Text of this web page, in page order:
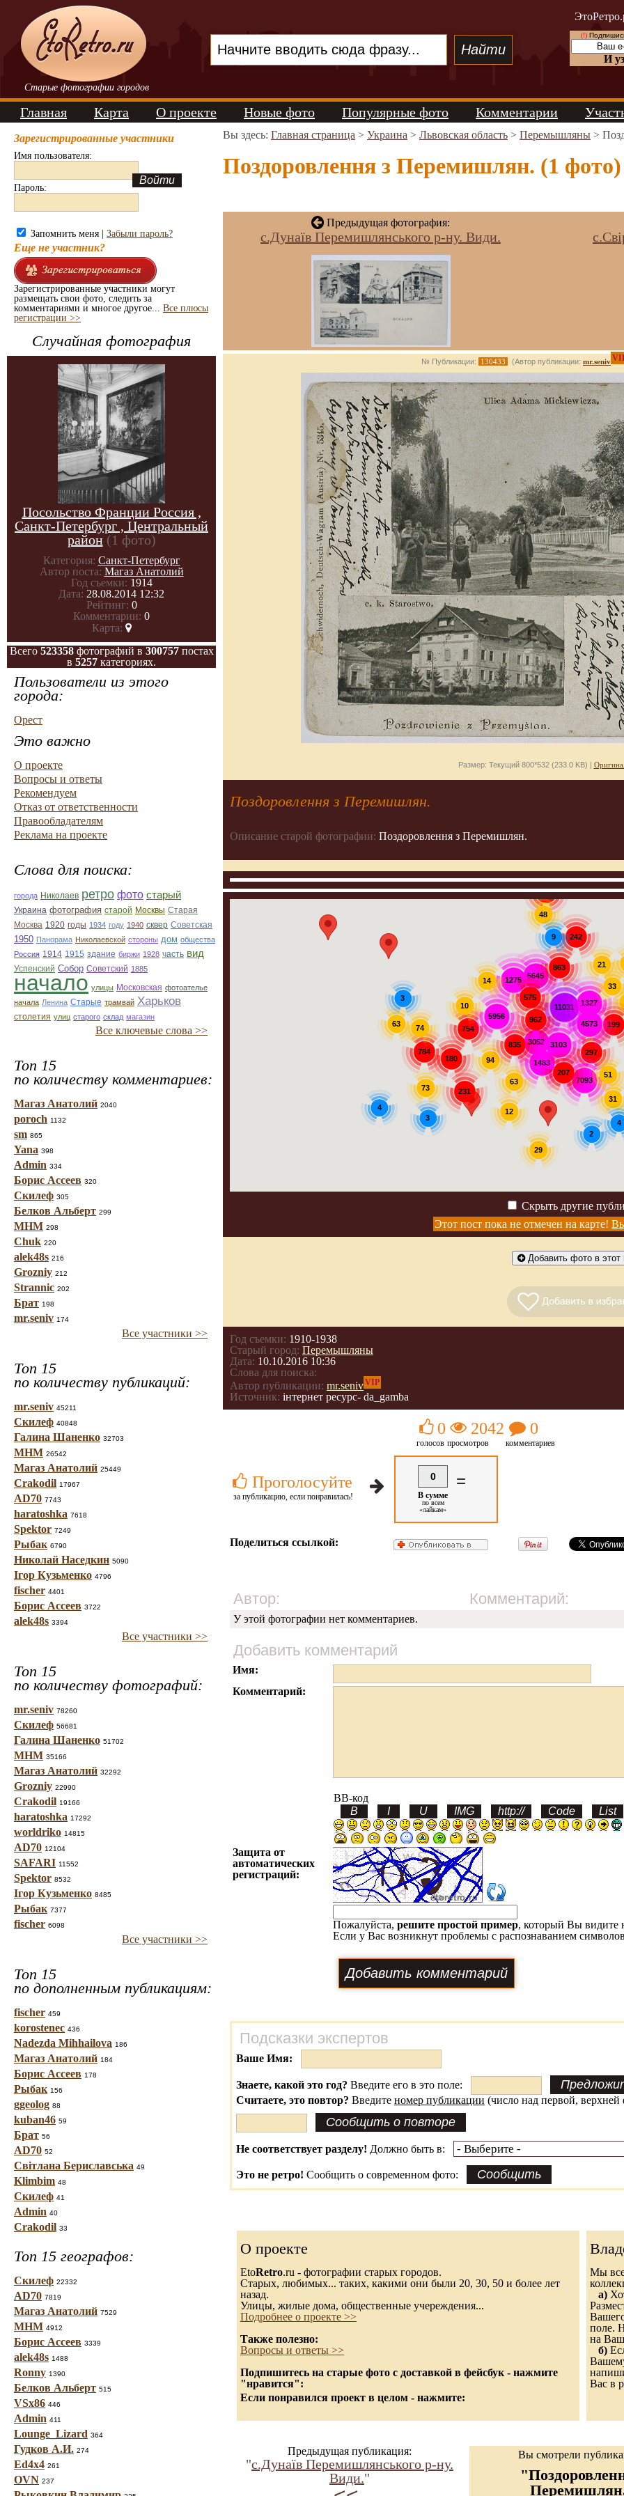
Старые фотографии городов
(!)
И
Главная Карта О проекте Новые фото Популярные фото Комментарии
Зарегистрированные участники
Имя пользователя:
Пароль:
Запомнить меня | Забыли пароль?
Еще не участник?
Зарегистрированные участники могут
размещать свои фото, следить за
комментариями и многое другое... Все плюсы
регистрации >>
Случайная фотография
Посольство Франции Россия ,
Санкт-Петербург , Центральный
район (1 фото)
Категория: Санкт-Петербург
Автор поста: Магаз Анатолий
Год съемки: 1914
Дата: 28.08.2014 12:32
Рейтинг: 0
Комментарии: 0
Карта:
Всего 523358фотографий в 300757постах
в 5257 категориях.
Пользователи из этого
города:
Орест
Это важно
О проекте
Вопросы и ответы
Рекомендуем
Отказ от ответственности
Правообладателям
Реклама на проекте
Слова для поиска:
города Николаев ретро фото старый
Украина фотография старой Москвы Старая
Москва 1920 годы 1934 году 1940 сквер Советская
1950 Панорама Николаевской стороны дом общества
Россия 1914 1915 здание биржи 1928 часть вид
Успенский Собор Советский 1885
начало улицы Московская фотоателье
начала Ленина Старые трамвай Харьков
столетия улиц старого склад магазин
Все ключевые слова >>
Топ 15
по количеству комментариев:
Магаз Анатолий 2040
poroch 1132
sm 865
Yana 398
Admin 334
Борис Ассеев 320
Скилеф 305
Белков Альберт 299
МНМ 298
Chuk 220
alek48s 216
Grozniy 212
Strannic 202
Брат 198
mr.seniv 174
Все участники >>
Топ 15
по количеству публикаций:
mr.seniv 45211
Скилеф 40848
Галина Шаненко 32703
МНМ 26542
Магаз Анатолий 25449
Crakodil 17967
AD70 7743
haratoshka 7618
Spektor 7249
Рыбак 6790
Николай Наседкин 5090
Ігор Кузьменко 4796
fischer 4401
Борис Ассеев 3722
alek48s 3394
Все участники >>
Топ 15
по количеству фотографий:
mr.seniv 78260
Скилеф 56681
Галина Шаненко 51702
МНМ 35166
Магаз Анатолий 32292
Grozniy 22990
Crakodil 19166
haratoshka 17292
worldriko 14815
AD70 12104
SAFARI 11552
Spektor 8532
Ігор Кузьменко 8485
Рыбак 7377
fischer 6098
Все участники >>
Топ 15
по дополненным публикациям:
fischer 459
korostenec 436
Nadezda Mihhailova 186
Магаз Анатолий 184
Борис Ассеев 178
Рыбак 156
ggeolog 88
kuban46 59
Брат 56
AD70 52
Світлана Бериславська 49
Klimbim 48
Скилеф 41
Admin 40
Crakodil 33
Топ 15 географов:
Скилеф 22332
AD70 7819
Магаз Анатолий 7529
МНМ 4912
Борис Ассеев 3339
alek48s 1488
Ronny 1390
Белков Альберт 515
VSx86 446
Admin 411
Lounge_Lizard 364
Гудков А.И. 274
Ed4x4 261
OVN 237
Вы здесь: Главная страница > Украина > Львовская область > Перемышляны >
Поздоровлення з Перемишлян. (1 фото)
Предыдущая фотография:
c.Дунаїв Перемишлянського р-ну. Види.
№ Публикации: 130433 (Автор публикации: mr.seniv
Размер: Текущий 800*532 (233.0 KB) |
Поздоровлення з Перемишлян.
Описание старой фотографии: Поздоровлення з Перемишлян.
1483
784
3052
94
5645
3103
11031
754
297
29
835
5956 962
7093
242
863
180
231
907
1275
1327
48
73
21
199
63
12
51
31
10
3
63
4
4
4573
74
575
33
2
14
207
9
3
Скрыть другие
Этот пост пока не отмечен на карте!
Добавить фото в этот
Год съемки: 1910-1938
Старый город: Перемышляны
Дата: 10.10.2016 10:36
Слова для поиска:
Автор публикации: mr.senivVIP
Источник: інтернет ресурс- da_gamba
Проголосуйте
за публикацию, если понравилась!
0
голосов
2042
просмотров
0
комментариев
0
В сумме
по всем
«лайкам»
=
Поделиться ссылкой:
Автор: Комментарий:
У этой фотографии нет комментариев.
Добавить комментарий
Имя:
Комментарий:
BB-код
Защита от
автоматических
регистраций:
Пожалуйста, решите простой пример, который Вы видите
Если у Вас возникнут проблемы с распознаванием
Подсказки экспертов
Ваше Имя:
Знаете, какой это год? Введите его в это поле:
Считаете, это повтор? Введите номер публикации (число над первой,
Не соответствует разделу! Должно быть в:
Это не ретро! Сообщить о современном фото:
О проекте
EtoRetro.ru - фотографии старых городов.
Старых, любимых... таких, какими они были 20, 30, 50 и более лет
назад.
Улицы, жилые дома, общественные учереждения...
Подробнее о проекте >>
Также полезно:
Вопросы и ответы >>
Подпишитесь на старые фото с доставкой в фейсбук - нажмите
"нравится":
Если понравился проект в целом - нажмите:
Мы
а)
поле.
на
б)
Вас в
Предыдущая публикация:
"c.Дунаїв Перемишлянського р-ну.
Види."
Вы смотрели